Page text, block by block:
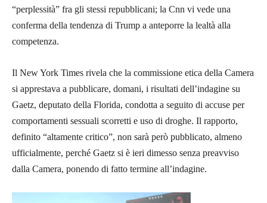
“perplessità” fra gli stessi repubblicani; la Cnn vi vede una
conferma della tendenza di Trump a anteporre la lealtà alla
competenza.
Il New York Times rivela che la commissione etica della Camera
si apprestava a pubblicare, domani, i risultati dell’indagine su
Gaetz, deputato della Florida, condotta a seguito di accuse per
comportamenti sessuali scorretti e uso di droghe. Il rapporto,
definito “altamente critico”, non sarà però pubblicato, almeno
ufficialmente, perché Gaetz si è ieri dimesso senza preavviso
dalla Camera, ponendo di fatto termine all’indagine.